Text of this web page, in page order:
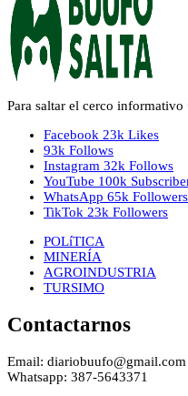
Para saltar el cerco informativo
Facebook 23k Likes
93k Follows
Instagram 32k Follows
YouTube 100k
WhatsApp 65k Followers
TikTok 23k Followers
POLíTICA
MINERÍA
AGROINDUSTRIA
TURSIMO
Contactarnos
Email: diariobuufo@gmail.com
Whatsapp: 387-5643371